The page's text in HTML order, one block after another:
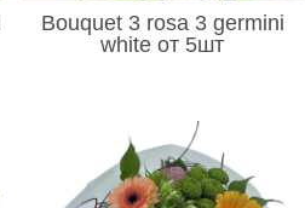
Bouquet 3 rosa 3 germini
white от 5шт